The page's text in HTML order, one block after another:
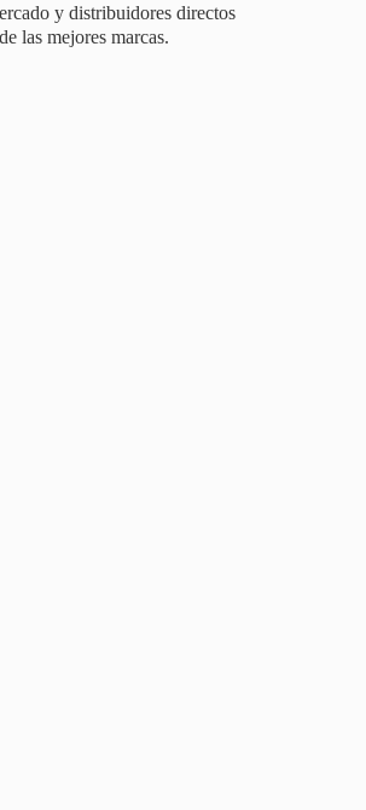
y distribuidores directos
las mejores marcas.